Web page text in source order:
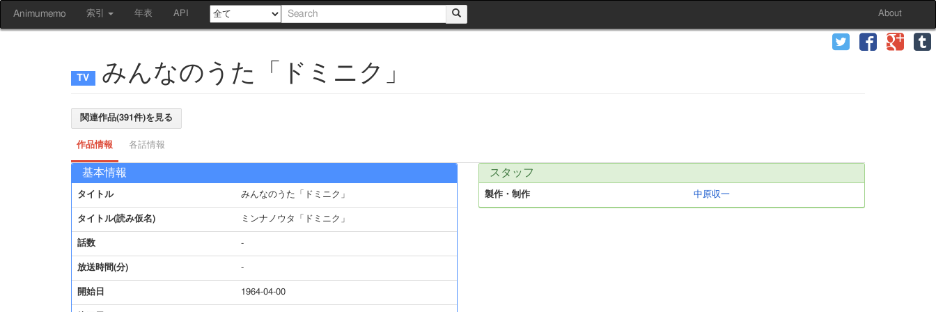
Animumemo 索引 年表 API About
みんなのうた「ドミニク」
関連作品(391件)を見る
作品情報 各話情報
基本情報
タイトル みんなのうた「ドミニク」
タイトル(読み仮名) ミンナノウタ「ドミニク」
話数 -
放送時間(分) -
開始日 1964-04-00
スタッフ
製作・制作 中原収一